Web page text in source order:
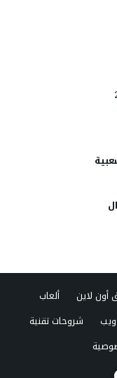
أون لاين
ألعاب
شروحات تقنية